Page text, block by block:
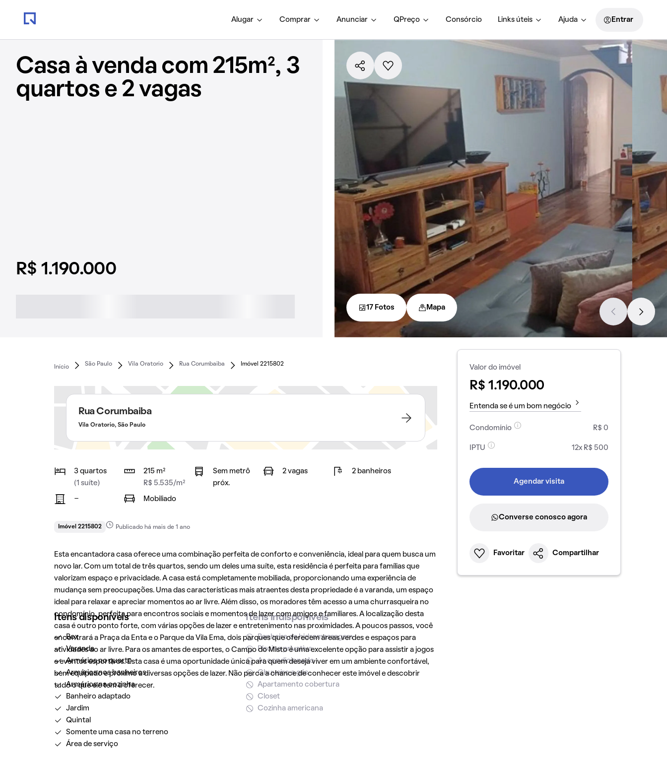
Alugar Comprar Anunciar QPreço Consórcio Links úteis Ajuda Entrar
Casa à venda com 215m², 3
quartos e 2 vagas
R$ 1.190.000
17 Fotos Mapa
Início
São Paulo Vila Oratorio Rua Corumbaiba Imóvel 2215802
Rua Corumbaiba
Vila Oratorio, São Paulo
3 quartos
(1 suíte)
215 m²
R$ 5.535/m²
Sem metrô
próx.
2 vagas 2 banheiros
- Mobiliado
Imóvel 2215802 Publicado há mais de 1 ano
Esta encantadora casa oferece uma combinação perfeita de conforto e conveniência, ideal para quem busca um
novo lar. Com um total de três quartos, sendo um deles uma suíte, esta residência é perfeita para famílias que
valorizam espaço e privacidade. A casa está completamente mobiliada, proporcionando uma experiência de
mudança sem preocupações. Uma das características mais atraentes desta propriedade é a varanda, um espaço
ideal para relaxar e apreciar momentos ao ar livre. Além disso, os moradores têm acesso a uma churrasqueira no
condomínio, perfeita para encontros sociais e momentos de lazer com amigos e familiares. A localização desta
casa é outro ponto forte, com várias opções de lazer e entretenimento nas proximidades. A poucos passos, você
encontrará a Praça da Enta e o Parque da Vila Ema, dois parques que oferecem áreas verdes e espaços para
atividades ao ar livre. Para os amantes de esportes, o Campo do Misto é uma excelente opção para assistir a jogos
e eventos esportivos. Esta casa é uma oportunidade única para quem deseja viver em um ambiente confortável,
bem equipado e próximo a diversas opções de lazer. Não perca a chance de conhecer este imóvel e descobrir
tudo o que ele tem a oferecer.
Itens disponíveis
Box
Varanda
Armários no quarto
Armários nos banheiros
Armários na cozinha
Banheiro adaptado
Jardim
Quintal
Somente uma casa no terreno
Área de serviço
Itens indisponíveis
Banheira de hidromassagem
Piscina privativa
Ar condicionado
Chuveiro a gás
Apartamento cobertura
Closet
Cozinha americana
Valor do imóvel
R$ 1.190.000
Entenda se é um bom negócio
Condomínio R$ 0
IPTU 12x R$ 500
Agendar visita
Converse conosco agora
Favoritar Compartilhar